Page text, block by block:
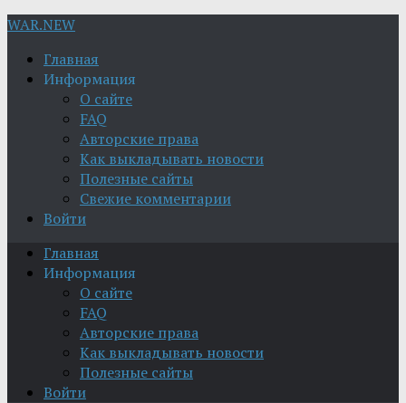
WAR.NEW
Главная
Информация
О сайте
FAQ
Авторские права
Как выкладывать новости
Полезные сайты
Свежие комментарии
Войти
Главная
Информация
О сайте
FAQ
Авторские права
Как выкладывать новости
Полезные сайты
Войти